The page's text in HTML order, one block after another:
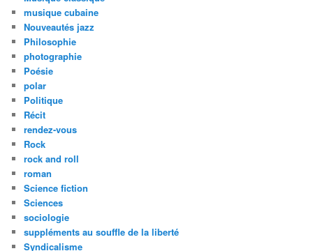
musique cubaine
Nouveautés jazz
Philosophie
photographie
Poésie
polar
Politique
Récit
rendez-vous
Rock
rock and roll
roman
Science fiction
Sciences
sociologie
suppléments au souffle de la liberté
Syndicalisme